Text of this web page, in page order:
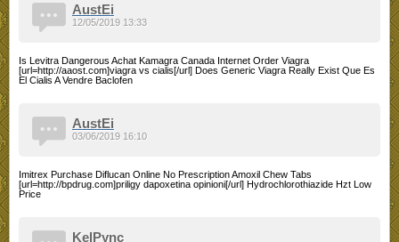
AustEi
Is Levitra Dangerous Achat Kamagra Canada Internet Order Viagra
[url=http://aaost.com]viagra vs cialis[/url] Does Generic Viagra Really Exist Que Es
El Cialis A Vendre Baclofen
12/05/2019 13:33
AustEi
Imitrex Purchase Diflucan Online No Prescription Amoxil Chew Tabs
[url=http://bpdrug.com]priligy dapoxetina opinioni[/url] Hydrochlorothiazide Hzt Low
Price
03/06/2019 16:10
KelPync